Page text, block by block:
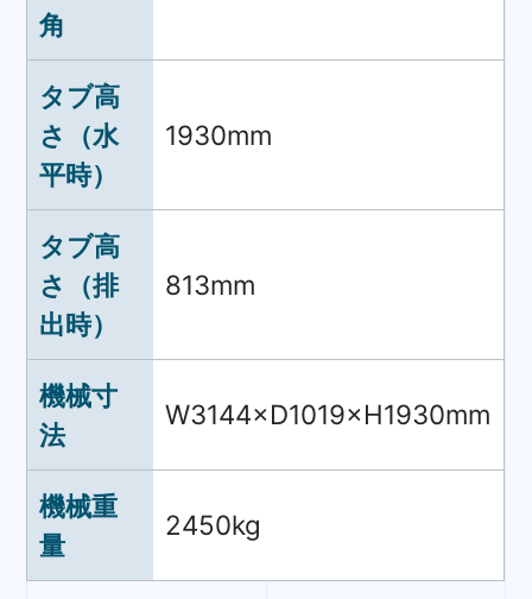
角
タブ高
さ（水
平時）
1930mm
タブ高
さ（排
出時）
813mm
機械寸
法
W3144×D1019×H1930mm
機械重
量
2450kg